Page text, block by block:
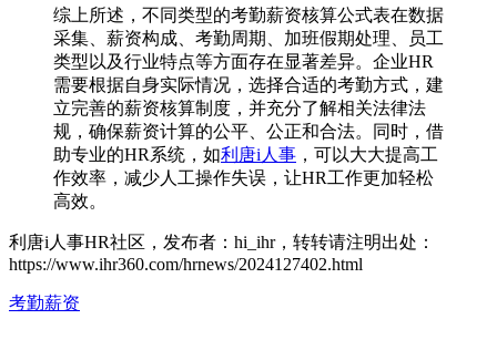
综上所述，不同类型的考勤薪资核算公式表在数据
采集、薪资构成、考勤周期、加班假期处理、员工
类型以及行业特点等方面存在显著差异。企业HR
需要根据自身实际情况，选择合适的考勤方式，建
立完善的薪资核算制度，并充分了解相关法律法
规，确保薪资计算的公平、公正和合法。同时，借
助专业的HR系统，如利唐i人事 ，可以大大提高工
作效率，减少人工操作失误，让HR工作更加轻松
高效。
利唐i人事HR社区，发布者：hi_ihr，转转请注明出处：
https://www.ihr360.com/hrnews/2024127402.html
考勤薪资